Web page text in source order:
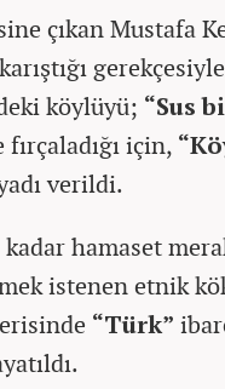
çıkan Mustafa
gerekçesiyle
köylüyü; “Sus
fırçaladığı için,
verildi.
hamaset
istenen etnik
“Türk”